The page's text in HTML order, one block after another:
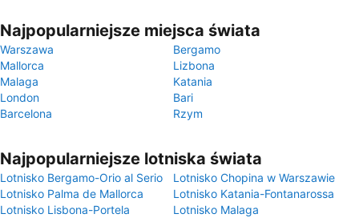
Najpopularniejsze miejsca świata
Warszawa
Bergamo
Mallorca
Lizbona
Malaga
Katania
London
Bari
Barcelona
Rzym
Najpopularniejsze lotniska świata
Lotnisko Bergamo-Orio al Serio
Lotnisko Chopina w Warszawie
Lotnisko Palma de Mallorca
Lotnisko Katania-Fontanarossa
Lotnisko Lisbona-Portela
Lotnisko Malaga